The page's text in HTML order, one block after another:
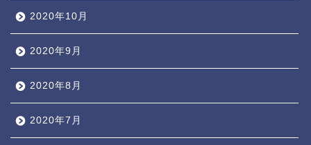
2020年10月
2020年9月
2020年8月
2020年7月